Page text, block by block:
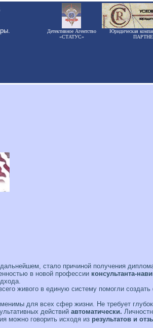
Детективное Агентство
«СТАТУС»
Юридическая
стало причиной получения
в новой профессии консультанта-
живого в единую систему помогли
для всех сфер жизни. Не требует
действий автоматически.
можно говорить исходя из результатов и